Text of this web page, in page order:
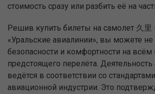
стоимость сразу или разбить её на
Решив купить билеты на самолет 久里
«Уральские авиалинии», вы можете не
безопасности и комфортности на всём
предстоящего перелёта.
ведётся в соответствии со
авиационной индустрии. Это